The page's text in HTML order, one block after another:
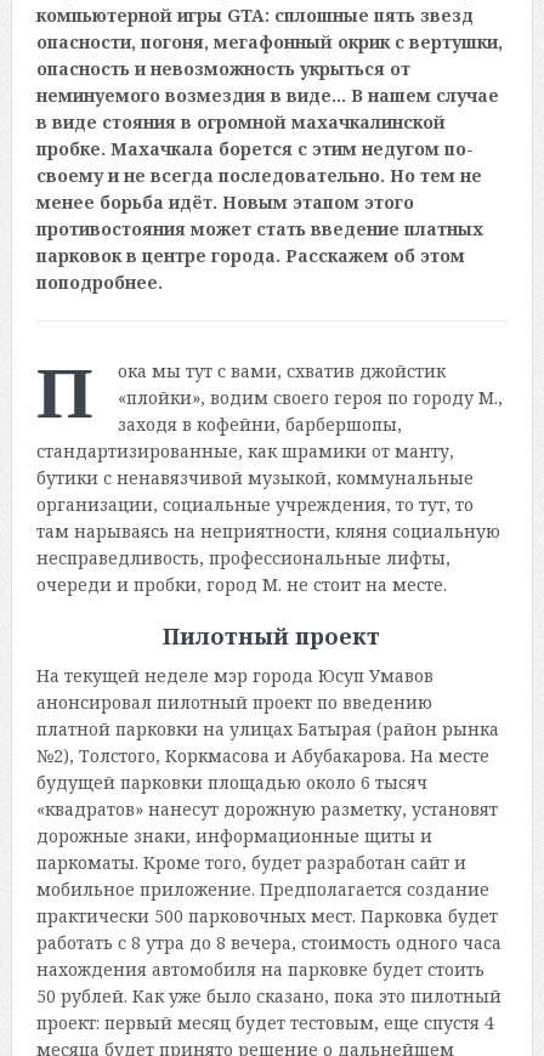
компьютерной игры GTA: сплошные пять звезд
опасности, погоня, мегафонный окрик с вертушки,
опасность и невозможность укрыться от
неминуемого возмездия в виде… В нашем случае
в виде стояния в огромной махачкалинской
пробке. Махачкала борется с этим недугом по-
своему и не всегда последовательно. Но тем не
менее борьба идёт. Новым этапом этого
противостояния может стать введение платных
парковок в центре города. Расскажем об этом
поподробнее.
П
ока мы тут с вами, схватив джойстик
«плойки», водим своего героя по городу М.,
заходя в кофейни, барбершопы,
стандартизированные, как шрамики от манту,
бутики с ненавязчивой музыкой, коммунальные
организации, социальные учреждения, то тут, то
там нарываясь на неприятности, кляня социальную
несправедливость, профессиональные лифты,
очереди и пробки, город М. не стоит на месте.
Пилотный проект
На текущей неделе мэр города Юсуп Умавов
анонсировал пилотный проект по введению
платной парковки на улицах Батырая (район рынка
№2), Толстого, Коркмасова и Абубакарова. На месте
будущей парковки площадью около 6 тысяч
«квадратов» нанесут дорожную разметку, установят
дорожные знаки, информационные щиты и
паркоматы. Кроме того, будет разработан сайт и
мобильное приложение. Предполагается создание
практически 500 парковочных мест. Парковка будет
работать с 8 утра до 8 вечера, стоимость одного часа
нахождения автомобиля на парковке будет стоить
50 рублей. Как уже было сказано, пока это пилотный
проект: первый месяц будет тестовым, еще спустя 4
месяца будет принято решение о дальнейшем